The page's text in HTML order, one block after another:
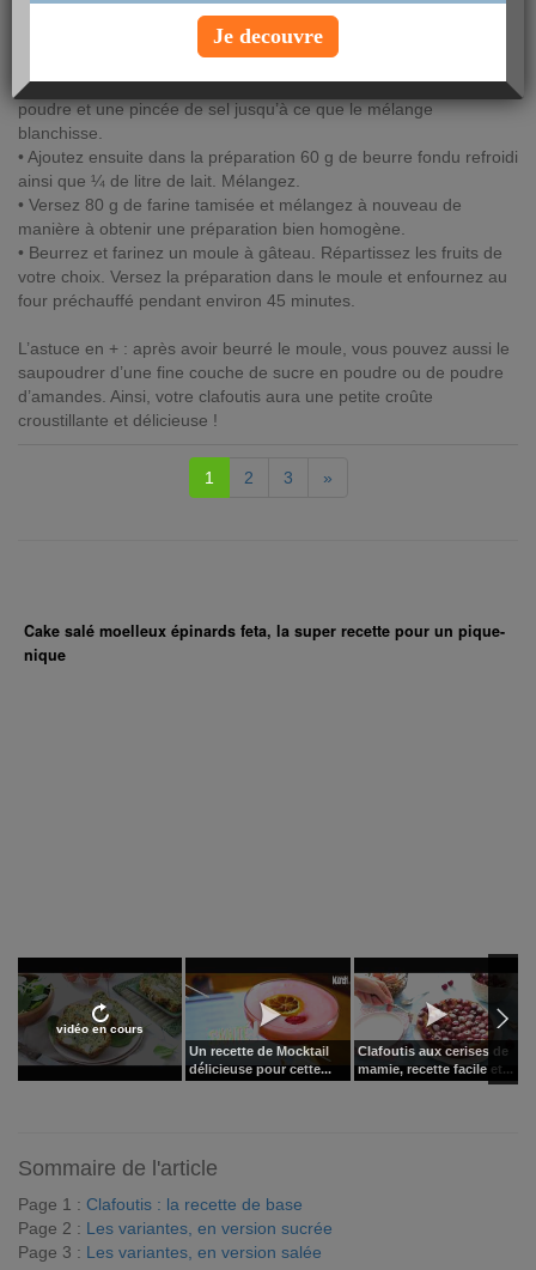
sorte de grosse crêpe bien épaisse qui cuit au four.
La recette de base est la suivante :
• dans un saladier, battez 4 œufs entiers avec 125 g de sucre en
poudre et une pincée de sel jusqu’à ce que le mélange
blanchisse.
• Ajoutez ensuite dans la préparation 60 g de beurre fondu refroidi
ainsi que ¼ de litre de lait. Mélangez.
• Versez 80 g de farine tamisée et mélangez à nouveau de
manière à obtenir une préparation bien homogène.
• Beurrez et farinez un moule à gâteau. Répartissez les fruits de
votre choix. Versez la préparation dans le moule et enfournez au
four préchauffé pendant environ 45 minutes.
L’astuce en + : après avoir beurré le moule, vous pouvez aussi le
saupoudrer d’une fine couche de sucre en poudre ou de poudre
d’amandes. Ainsi, votre clafoutis aura une petite croûte
croustillante et délicieuse !
1 2 3 »
Cake salé moelleux épinards feta, la super recette pour un pique-
nique
vidéo en cours
Un recette de Mocktail
délicieuse pour cette...
Clafoutis aux cerises de
mamie, recette facile et...
Sommaire de l'article
Page 1 : Clafoutis : la recette de base
Page 2 : Les variantes, en version sucrée
Page 3 : Les variantes, en version salée
Je decouvre